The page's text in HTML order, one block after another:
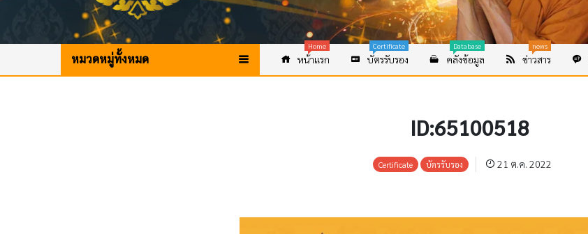
หมวดหมู่ทั้งหมด หน้าแรก
Home
บัตรรับรอง
Certificate
คลังข้อมูล
Database
ข่าวสาร
news
ID:65100518
Certificate บัตรรับรอง 21 ต.ค. 2022